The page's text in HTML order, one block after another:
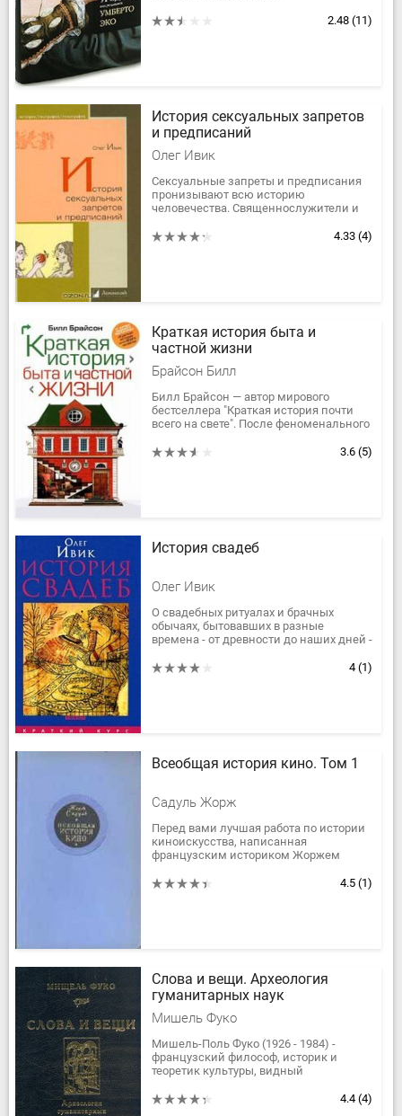
красивое и безобразное - понятия2.48 (11)
История сексуальных запретов
и предписаний
Олег Ивик
Сексуальные запреты и предписания
пронизывают всю историю
человечества. Священнослужители и
революционные деятели извели4.33 (4)
Краткая история быта и
частной жизни
Брайсон Билл
Билл Брайсон — автор мирового
бестселлера "Краткая история почти
всего на свете". После феноменального
"большим" проблемам — рождению...
3.6 (5)
История свадеб
Олег Ивик
О свадебных ритуалах и брачных
обычаях, бытовавших в разные
времена - от древности до наших дней -
этой книге обстоятельно и...
4 (1)
Всеобщая история кино. Том 1
Садуль Жорж
Перед вами лучшая работа по истории
киноискусства, написанная
французским историком Жоржем
утверждать, что материал, собранный
4.5 (1)
Слова и вещи. Археология
гуманитарных наук
Мишель Фуко
Мишель-Поль Фуко (1926 - 1984) -
французский философ, историк и
теоретик культуры, видный
французского структурализма.
4.4 (4)